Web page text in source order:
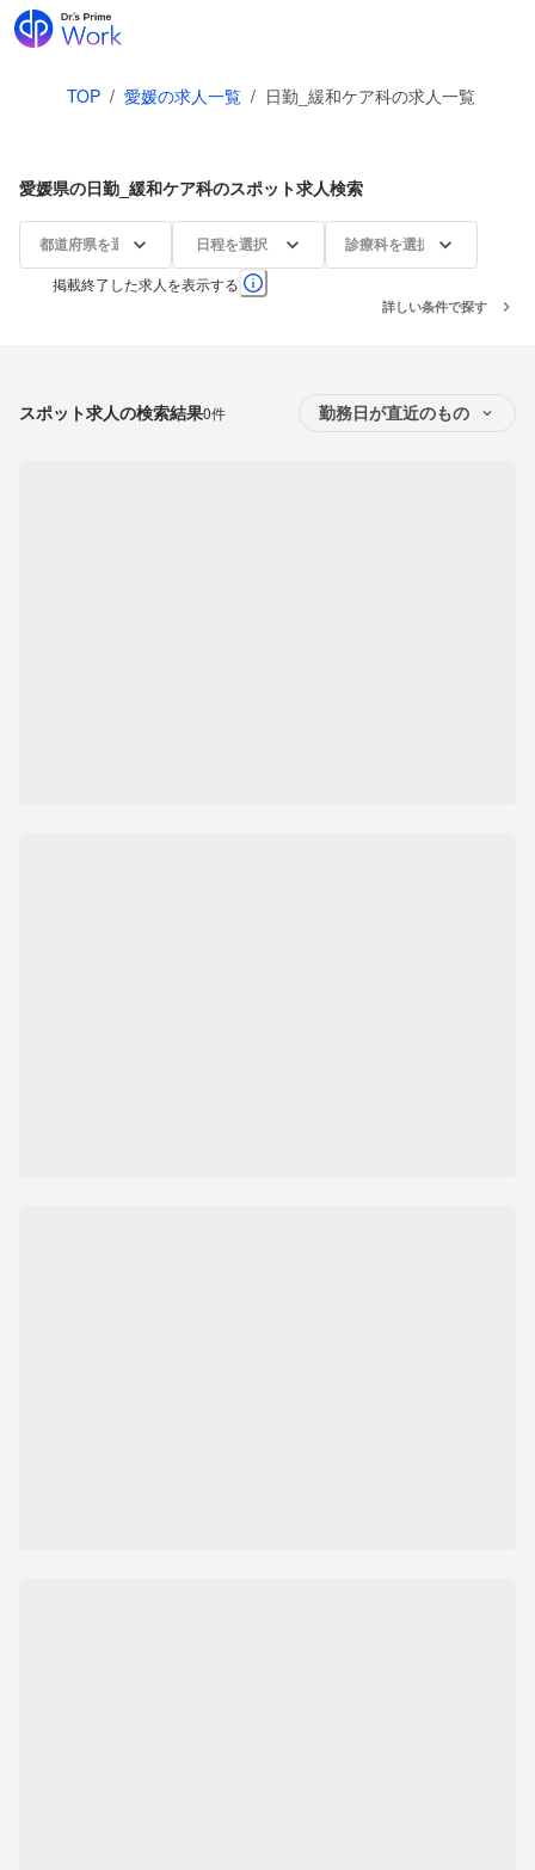
TOP / 愛媛の求人一覧 / 日勤_緩和ケア科の求人一覧
愛媛県の日勤_緩和ケア科のスポット求人検索
都道府県を選択 日程を選択 診療科を選択
掲載終了した求人を表示する
詳しい条件で探す
スポット求人の検索結果0件 勤務日が直近のもの